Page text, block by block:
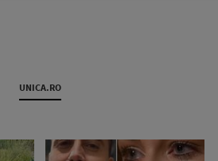
UNICA.RO